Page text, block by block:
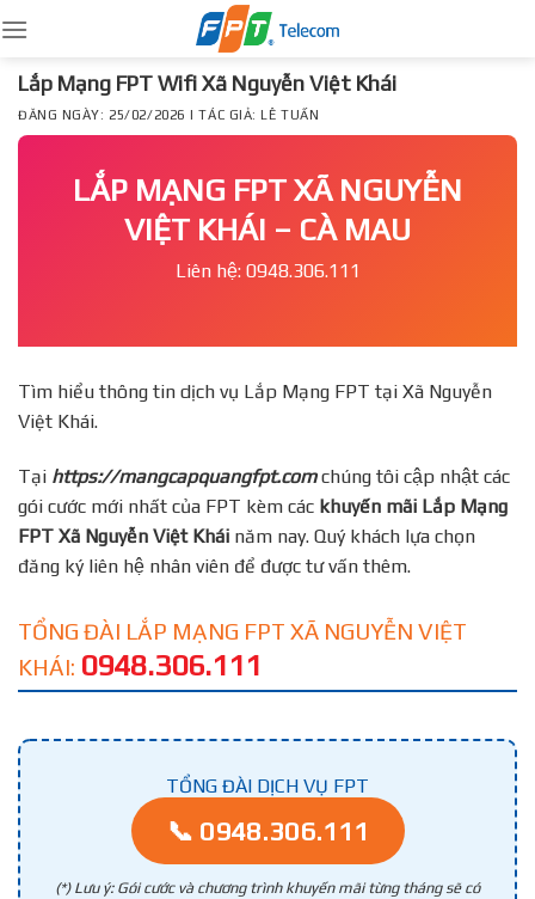
to
content
Lắp Mạng FPT Wifi Xã Nguyễn Việt Khái
ĐĂNG NGÀY: 25/02/2026 | TÁC GIẢ: LÊ TUẤN
LẮP MẠNG FPT XÃ NGUYỄN
VIỆT KHÁI – CÀ MAU
Liên hệ: 0948.306.111
Tìm hiểu thông tin dịch vụ Lắp Mạng FPT tại Xã Nguyễn
Việt Khái.
Tại https://mangcapquangfpt.comchúng tôi cập nhật các
gói cước mới nhất của FPT kèm các khuyến mãi Lắp Mạng
FPT Xã Nguyễn Việt Khái năm nay. Quý khách lựa chọn
đăng ký liên hệ nhân viên để được tư vấn thêm.
TỔNG ĐÀI LẮP MẠNG FPT XÃ NGUYỄN VIỆT
KHÁI: 0948.306.111
TỔNG ĐÀI DỊCH VỤ FPT
📞 0948.306.111
(*) Lưu ý: Gói cước và chương trình khuyến mãi từng tháng sẽ có